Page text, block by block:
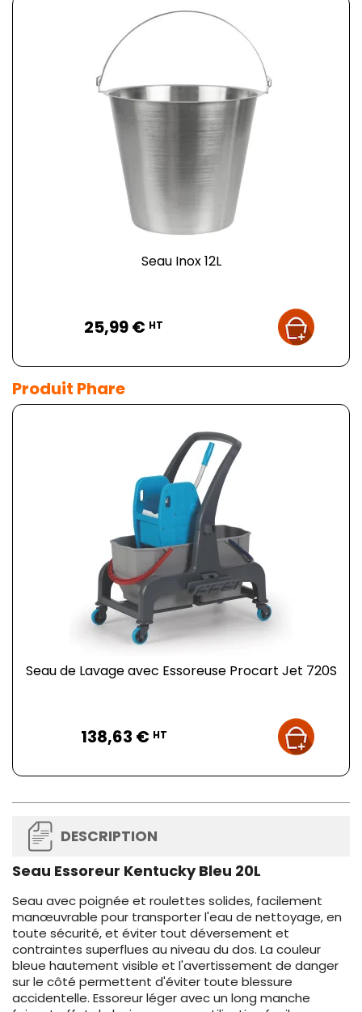
Seau Inox 12L
25,99 € HT
Produit Phare
Seau de Lavage avec Essoreuse Procart Jet 720S
138,63 € HT
DESCRIPTION
Seau Essoreur Kentucky Bleu 20L
Seau avec poignée et roulettes solides, facilement
manœuvrable pour transporter l'eau de nettoyage, en
toute sécurité, et éviter tout déversement et
contraintes superflues au niveau du dos. La couleur
bleue hautement visible et l'avertissement de danger
sur le côté permettent d'éviter toute blessure
accidentelle. Essoreur léger avec un long manche